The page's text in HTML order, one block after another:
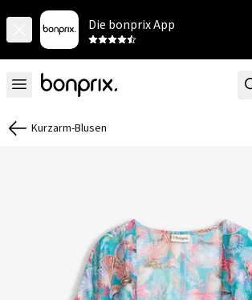
Die bonprix App
Kurzarm-Blusen